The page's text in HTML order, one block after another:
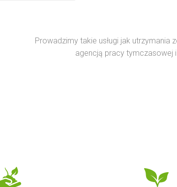
Prowadzimy takie usługi jak
agencją pracy tymczasowej